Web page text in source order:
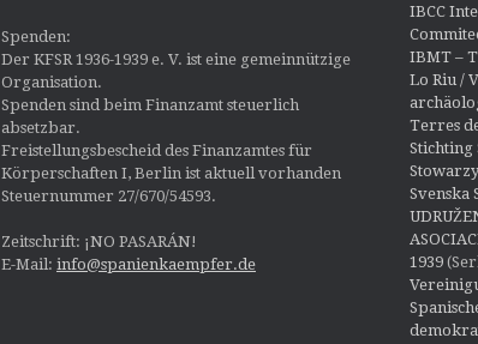
Spenden:
Der KFSR 1936-1939 e. V. ist eine gemeinnützige
Organisation.
Spenden sind beim Finanzamt steuerlich
absetzbar.
Freistellungsbescheid des Finanzamtes für
Körperschaften I, Berlin ist aktuell vorhanden
Steuernummer 27/670/54593.
Zeitschrift: ¡NO PASARÁN!
E-Mail: info@spanienkaempfer.de
IBCC
IBMT –
Lo Riu /
Terres
Stichting
Svenska
1939